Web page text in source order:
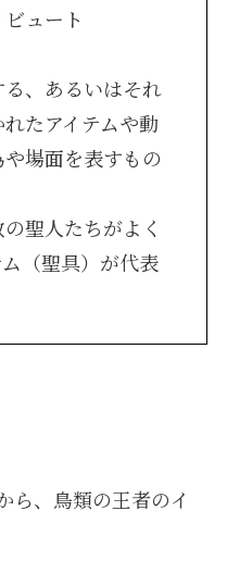
ュート
、あるいはそれ
たアイテムや動
場面を表すもの
聖人たちがよく
（聖具）が代表
ら、鳥類の王者のイ